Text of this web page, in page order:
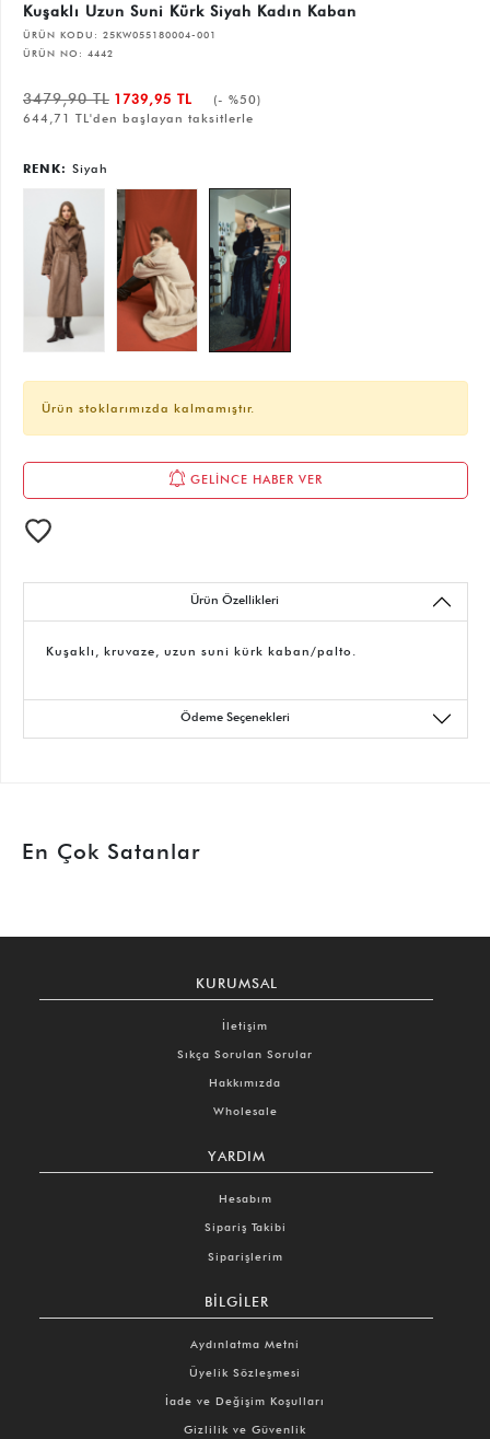
Kuşaklı Uzun Suni Kürk Siyah Kadın Kaban
ÜRÜN KODU: 25KW055180004-001
ÜRÜN NO: 4442
3479,90 TL 1739,95 TL
(- %50)
644,71 TL'den başlayan taksitlerle
RENK: Siyah
Ürün stoklarımızda kalmamıştır.
GELİNCE HABER VER
Ürün Özellikleri
Kuşaklı, kruvaze, uzun suni kürk kaban/palto.
Ödeme Seçenekleri
En Çok Satanlar
KURUMSAL
İletişim
Sıkça Sorulan Sorular
Hakkımızda
Wholesale
YARDIM
Hesabım
Sipariş Takibi
Siparişlerim
BILGILER
Aydınlatma Metni
Üyelik Sözleşmesi
İade ve Değişim Koşulları
Gizlilik ve Güvenlik